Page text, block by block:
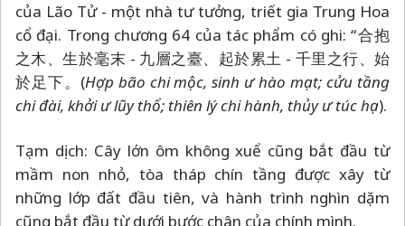
của Lão Tử - một nhà tư tưởng, triết gia Trung Hoa
cổ đại. Trong chương 64 của tác phẩm có ghi: “合抱
之木、生於毫末 - 九層之臺、起於累土 - 千里之行、始
於足下。(Hợp bão chi mộc, sinh ư hào mạt; cửu tầng
chi đài, khởi ư lũy thổ; thiên lý chi hành, thủy ư túc hạ).
Tạm dịch: Cây lớn ôm không xuể cũng bắt đầu từ
mầm non nhỏ, tòa tháp chín tầng được xây từ
những lớp đất đầu tiên, và hành trình nghìn dặm
cũng bắt đầu từ dưới bước chân của chính mình.